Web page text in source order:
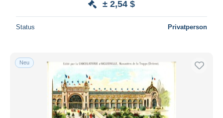
± 2,54 $
Status Privatperson
Neu